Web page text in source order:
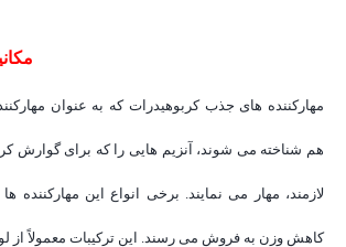
مهارکننده های جذب کربوهیدرات که به عنوان
هم شناخته می شوند، آنزیم هایی را که برای گوارش
لازمند، مهار می نمایند. برخی انواع این مهارکننده
کاهش وزن به فروش می رسند. این ترکیبات معمولاً از